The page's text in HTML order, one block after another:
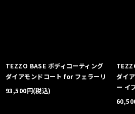
TEZZO BASE ボディコーティング
ダイアモンドコート for フェラーリ
93,500円(税込)
ダイ
ー イ